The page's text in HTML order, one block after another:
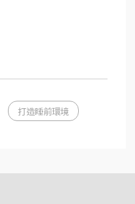
打造睡前環境